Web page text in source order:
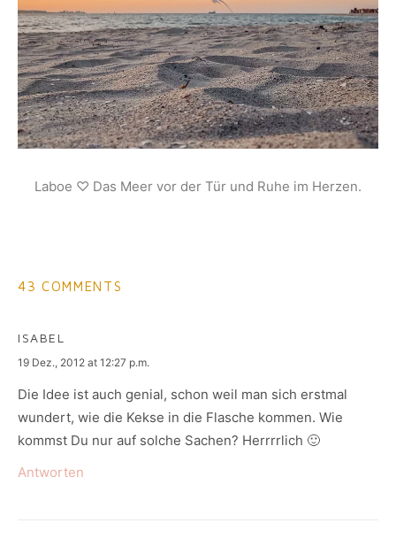
Laboe ♡ Das Meer vor der Tür und Ruhe im Herzen.
43 COMMENTS
ISABEL
says:
19 Dez., 2012 at 12:27 p.m.
Die Idee ist auch genial, schon weil man sich erstmal
wundert, wie die Kekse in die Flasche kommen. Wie
kommst Du nur auf solche Sachen? Herrrrlich 🙂
Antworten